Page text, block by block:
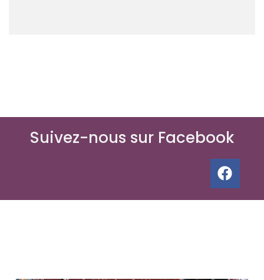
Suivez-nous sur Facebook